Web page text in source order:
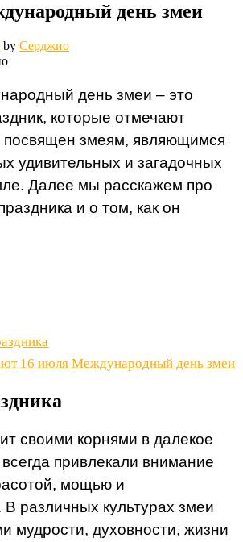
день змеи
by Серджио
день змеи – это
которые отмечают
посвящен змеям, являющимся
удивительных и загадочных
Далее мы расскажем про
и о том, как он
16 июля Международный день змеи
своими корнями в далекое
привлекали внимание
мощью и
В различных культурах змеи
мудрости, духовности, жизни